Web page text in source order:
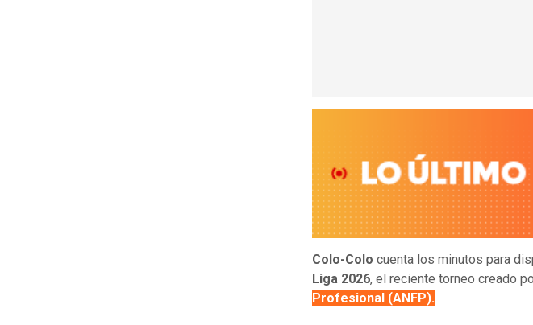
Colo-Colo cuenta los minutos para
Liga 2026, el reciente torneo creado
Profesional (ANFP).